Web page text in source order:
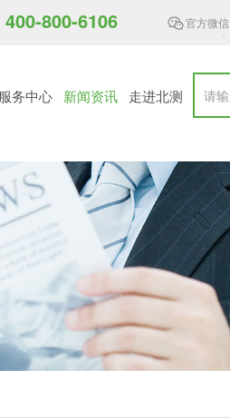
越南MST发布6 GHz频段无线接入设...
400-800-6106 官方微信
服务中心 新闻资讯 走进北测